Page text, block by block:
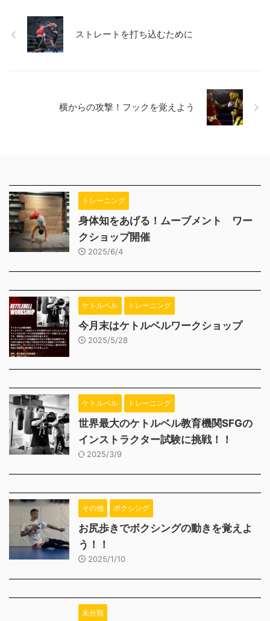
ストレートを打ち込むために
横からの攻撃！フックを覚えよう
トレーニング
身体知をあげる！ムーブメント ワー
クショップ開催
2025/6/4
ケトルベル トレーニング
今月末はケトルベルワークショップ
2025/5/28
ケトルベル トレーニング
世界最大のケトルベル教育機関SFGの
インストラクター試験に挑戦！！
2025/3/9
その他 ボクシング
お尻歩きでボクシングの動きを覚えよ
う！！
2025/1/10
未分類